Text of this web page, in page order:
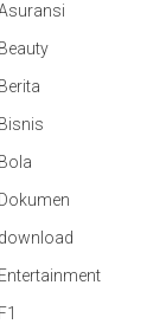
Beauty
Berita
Bisnis
Bola
Dokumen
download
Entertainment
F1